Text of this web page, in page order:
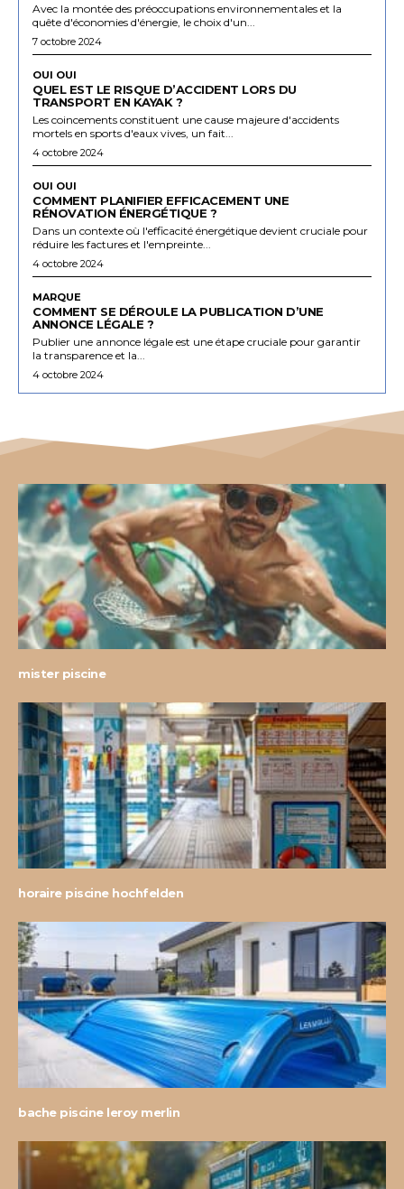
Avec la montée des préoccupations environnementales et la
quête d'économies d'énergie, le choix d'un...
7 octobre 2024
OUI OUI
QUEL EST LE RISQUE D’ACCIDENT LORS DU
TRANSPORT EN KAYAK ?
Les coincements constituent une cause majeure d'accidents
mortels en sports d'eaux vives, un fait...
4 octobre 2024
OUI OUI
COMMENT PLANIFIER EFFICACEMENT UNE
RÉNOVATION ÉNERGÉTIQUE ?
Dans un contexte où l'efficacité énergétique devient cruciale pour
réduire les factures et l'empreinte...
4 octobre 2024
MARQUE
COMMENT SE DÉROULE LA PUBLICATION D’UNE
ANNONCE LÉGALE ?
Publier une annonce légale est une étape cruciale pour garantir
la transparence et la...
4 octobre 2024
mister piscine
horaire piscine hochfelden
bache piscine leroy merlin